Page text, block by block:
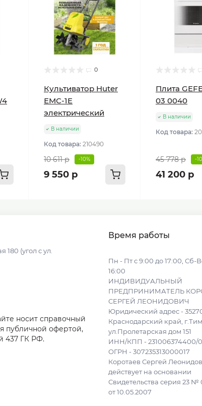
0
Культиватор Huter
ЕМС-1E
электрический
В наличии
Код товара: 210490
10 611 р -10%
9 550 р
Плита
03 0040
В наличии
Код товара:
45 778 р -
41 200 р
180 (угол с ул.
носит справочный
публичной офертой,
437 ГК РФ.
Время работы
Пн - Пт с 9:00 до 17:00, Сб-
16:00
ИНДИВИДУАЛЬНЫЙ
ПРЕДПРИНИМАТЕЛЬ
СЕРГЕЙ ЛЕОНИДОВИЧ
Юридический адрес -
Краснодарский край,
ул.Пролетарская дом 151
ИНН/КПП - 231006374400/0
ОГРН - 307235313000017
Коротаев Сергей
действует на основании
Свидетельства серия 23 №
от 10.05.2007